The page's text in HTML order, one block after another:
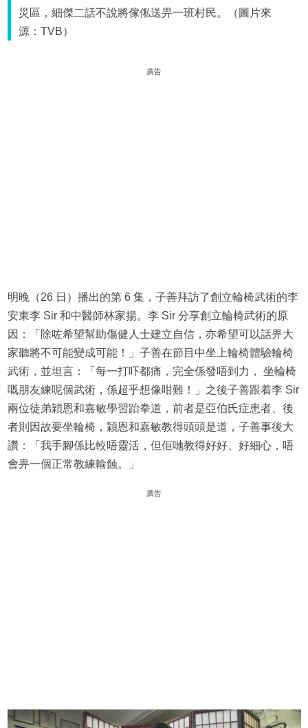
災區，細傑二話不說將傢俬送畀一班村民。（圖片來
源：TVB）
廣告
明晚（26 日）播出的第 6 集，子善拜訪了創立輪椅武術的李
安東李 Sir 和中醫師林家揚。李 Sir 分享創立輪椅武術的原
因：「除咗希望幫助傷健人士建立自信，亦希望可以話畀大
家聽將不可能變成可能！」子善在節目中坐上輪椅體驗輪椅
武術，並坦言：「每一打吓都痛，完全係發唔到力， 坐輪椅
嘅朋友練呢個武術，係超乎想像咁難！」之後子善跟着李 Sir
兩位徒弟穎恩和嘉敏學習跆拳道，前者是亞伯氏症患者、後
者則因故要坐輪椅，穎恩和嘉敏教得頭頭是道，子善事後大
讚：「我手腳係比較唔靈活，但佢哋教得好好、好細心，唔
會畀一個正常教練輸蝕。」
廣告